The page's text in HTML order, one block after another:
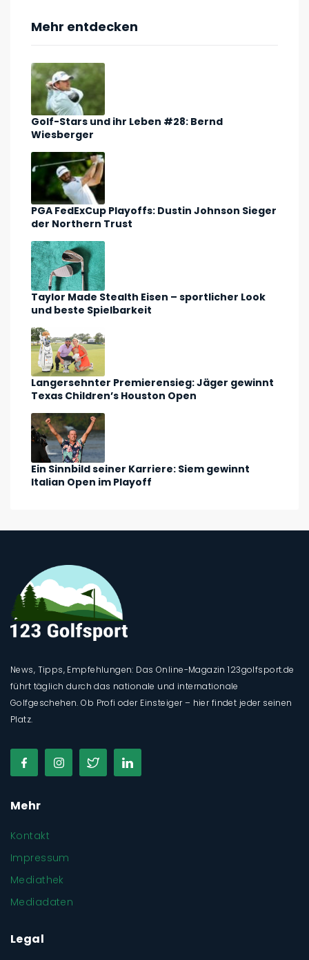
Mehr entdecken
Golf-Stars und ihr Leben #28: Bernd
Wiesberger
PGA FedExCup Playoffs: Dustin Johnson Sieger
der Northern Trust
Taylor Made Stealth Eisen – sportlicher Look
und beste Spielbarkeit
Langersehnter Premierensieg: Jäger gewinnt
Texas Children’s Houston Open
Ein Sinnbild seiner Karriere: Siem gewinnt
Italian Open im Playoff
News, Tipps, Empfehlungen: Das Online-Magazin 123golfsport.de
führt täglich durch das nationale und internationale
Golfgeschehen. Ob Profi oder Einsteiger – hier findet jeder seinen
Platz.
Mehr
Kontakt
Impressum
Mediathek
Mediadaten
Legal